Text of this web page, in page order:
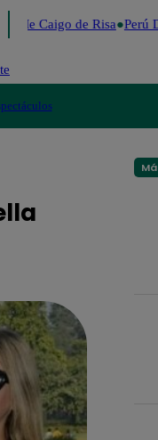
Me Caigo de Risa Perú